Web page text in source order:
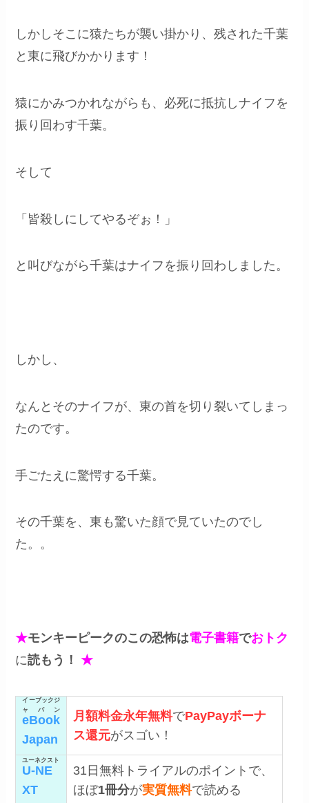
しかしそこに猿たちが襲い掛かり、残された千葉
と東に飛びかかります！
猿にかみつかれながらも、必死に抵抗しナイフを
振り回わす千葉。
そして
「皆殺しにしてやるぞぉ！」
と叫びながら千葉はナイフを振り回わしました。
しかし、
なんと そのナイフが、東の首を切り裂いてしまっ
たのです。
手ごたえに驚愕する千葉。
その千葉を、東も驚いた顔で見ていたのでし
た。。
★モンキーピークのこの恐怖は電子書籍でおトク
に読もう！★
eBook
Japan
イーブックジ
ャパン
月額料金永年無料でPayPayボーナ
ス還元がスゴい！
U-NE
XT
ユーネクスト
31日無料トライアルのポイントで、
ほぼ1冊分が実質無料で読める